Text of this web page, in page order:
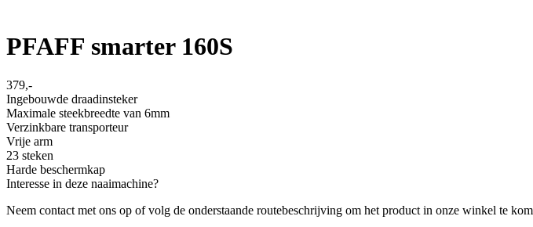
PFAFF smarter 160S
379,-
Ingebouwde draadinsteker
Maximale steekbreedte van 6mm
Verzinkbare transporteur
Vrije arm
23 steken
Harde beschermkap
Interesse in deze naaimachine?
Neem contact met ons op of volg de onderstaande routebeschrijving om het product in onze winkel te